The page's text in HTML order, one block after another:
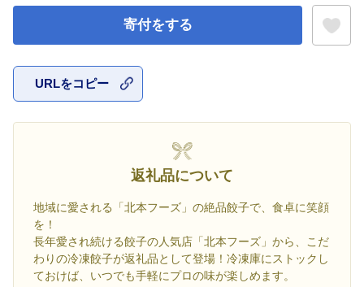
寄付をする
URLをコピー
返礼品について
地域に愛される「北本フーズ」の絶品餃子で、食卓に笑顔
を！
長年愛され続ける餃子の人気店「北本フーズ」から、こだ
わりの冷凍餃子が返礼品として登場！冷凍庫にストックし
ておけば、いつでも手軽にプロの味が楽しめます。